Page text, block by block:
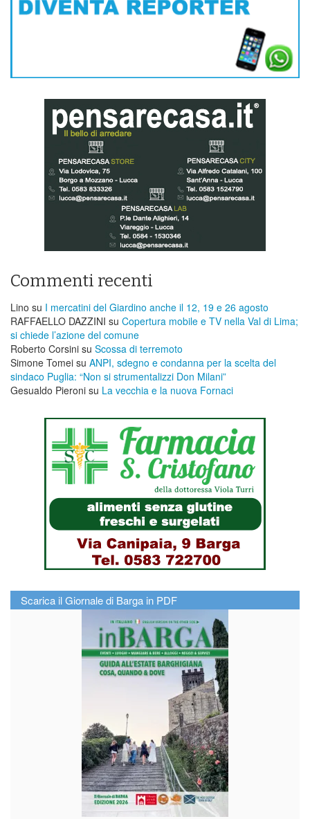
Commenti recenti
Lino su I mercatini del Giardino anche il 12, 19 e 26 agosto
RAFFAELLO DAZZINI su ​Copertura mobile e TV nella Val di Lima;
si chiede l’azione del comune
Roberto Corsini su Scossa di terremoto
Simone Tomei su ANPI, sdegno e condanna per la scelta del
sindaco Puglia: “Non si strumentalizzi Don Milani”
Gesualdo Pieroni su La vecchia e la nuova Fornaci
Scarica il Giornale di Barga in PDF